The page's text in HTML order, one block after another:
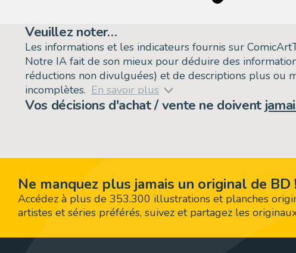
Veuillez noter…
Les informations et les indicateurs fournis sur
Notre IA fait de son mieux pour déduire des
réductions non divulguées) et de descriptions plus ou
incomplètes. En savoir plus
Vos décisions d'achat / vente ne doivent
Ne manquez plus jamais un original de BD !
Accédez à plus de 353.300 illustrations et planches
artistes et séries préférés, suivez et partagez les